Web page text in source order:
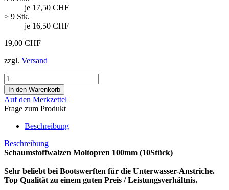
je 17,50 CHF
> 9 Stk.
je 16,50 CHF
19,00 CHF
zzgl. Versand
Auf den Merkzettel
Frage zum Produkt
Beschreibung
Beschreibung
Schaumstoffwalzen Moltopren 100mm (10Stück)
Sehr beliebt bei Bootswerften für die Unterwasser-Anstriche.
Top Qualität zu einem guten Preis / Leistungsverhältnis.